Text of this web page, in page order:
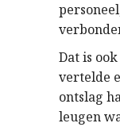
Dat is
vertelde
ontslag
leugen